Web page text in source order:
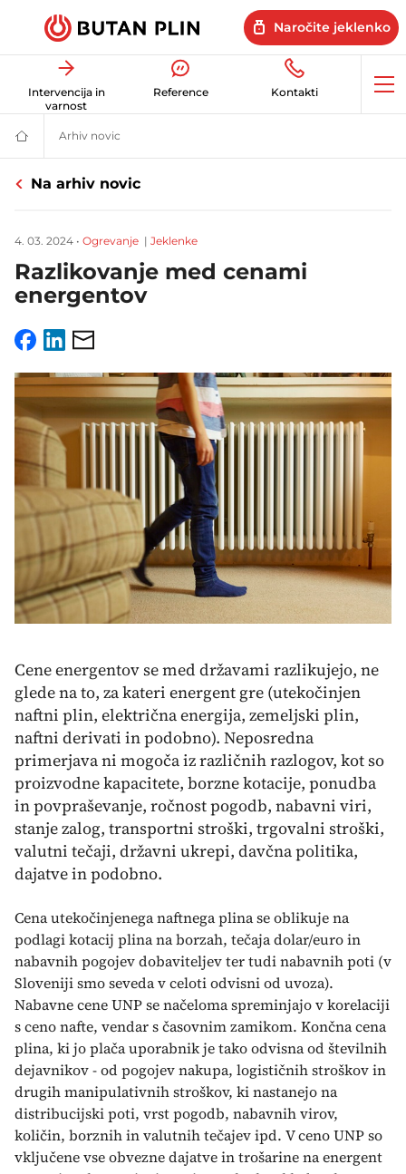
Naročite jeklenko
Intervencija in
varnost
Reference Kontakti
Butan
plin
Energetske
in
posel
Arhiv novic
Na arhiv novic
4. 03. 2024 • Ogrevanje | Jeklenke
Razlikovanje med cenami
energentov
Facebook
LinkedIn
Email
Cene energentov se med državami razlikujejo, ne
glede na to, za kateri energent gre (utekočinjen
naftni plin, električna energija, zemeljski plin,
naftni derivati in podobno). Neposredna
primerjava ni mogoča iz različnih razlogov, kot so
proizvodne kapacitete, borzne kotacije, ponudba
in povpraševanje, ročnost pogodb, nabavni viri,
stanje zalog, transportni stroški, trgovalni stroški,
valutni tečaji, državni ukrepi, davčna politika,
dajatve in podobno.
Cena utekočinjenega naftnega plina se oblikuje na
podlagi kotacij plina na borzah, tečaja dolar/euro in
nabavnih pogojev dobaviteljev ter tudi nabavnih poti (v
Sloveniji smo seveda v celoti odvisni od uvoza).
Nabavne cene UNP se načeloma spreminjajo v korelaciji
s ceno nafte, vendar s časovnim zamikom. Končna cena
plina, ki jo plača uporabnik je tako odvisna od številnih
dejavnikov - od pogojev nakupa, logističnih stroškov in
drugih manipulativnih stroškov, ki nastanejo na
distribucijski poti, vrst pogodb, nabavnih virov,
količin, borznih in valutnih tečajev ipd. V ceno UNP so
vključene vse obvezne dajatve in trošarine na energent